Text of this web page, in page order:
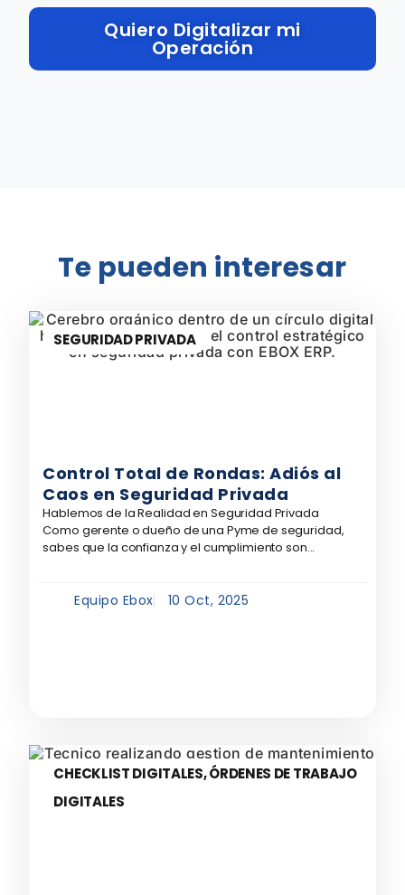
Quiero Digitalizar mi
Operación
Te pueden interesar
SEGURIDAD PRIVADA
Control Total de Rondas: Adiós al
Caos en Seguridad Privada
Hablemos de la Realidad en Seguridad Privada
Como gerente o dueño de una Pyme de seguridad,
sabes que la confianza y el cumplimiento son...
Equipo Ebox 10 Oct, 2025
CHECKLIST DIGITALES,ÓRDENES DE TRABAJO
DIGITALES